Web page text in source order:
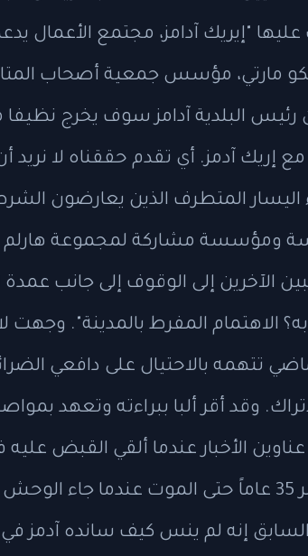
"إيريك آدامز، مجتمع الأعمال
مارتي، مؤسس جمعية أصحاب
رئيس البلدية آدامز سوف يخرج نظيفا
مع إريك آدمز. أي تقدم حققناه لا نريد
اليسار المتطرف الذين يعارضون
ومؤسسة مشاركة لمجموعة
الآخرين إلى الوقوف إلى جانب عمدة
الاهتمام المفرط بالمدينة". وجهت
وقد أقر ألبا ببراءته وتعهد
الأخبار عندما ألقي القبض عليه
طعنه أوستن سيمون البالغ من العمر 35 عاماً حتى الموت
إنه لم ينس كيف سانده آدمز